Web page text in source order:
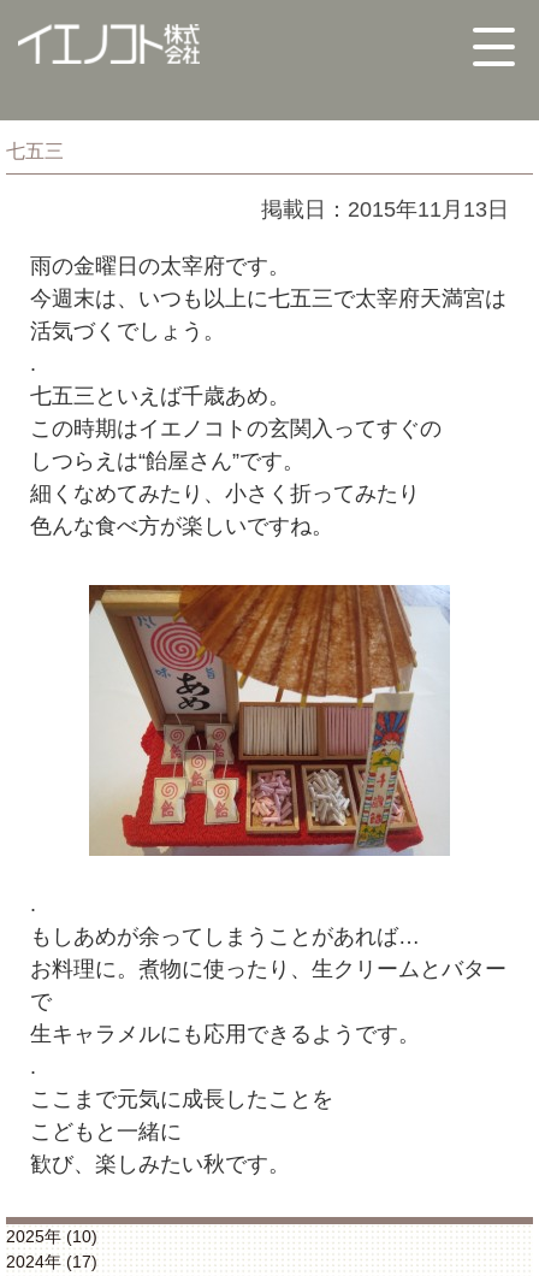
七五三
掲載日：2015年11月13日
雨の金曜日の太宰府です。
今週末は、いつも以上に七五三で太宰府天満宮は
活気づくでしょう。
.
七五三といえば千歳あめ。
この時期はイエノコトの玄関入ってすぐの
しつらえは“飴屋さん”です。
細くなめてみたり、小さく折ってみたり
色んな食べ方が楽しいですね。
.
もしあめが余ってしまうことがあれば…
お料理に。煮物に使ったり、生クリームとバター
で
生キャラメルにも応用できるようです。
.
ここまで元気に成長したことを
こどもと一緒に
歓び、楽しみたい秋です。
2025年 (10)
2024年 (17)